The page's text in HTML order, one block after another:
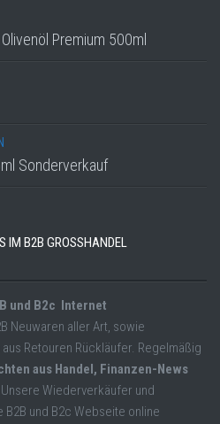
Premium 500ml
Sonderverkauf
IM B2B GROSSHANDEL
und B2c Internet
Neuwaren aller Art, sowie
Retouren Rückläufer. Regelmäßig
aus Handel, Finanzen-News
Wiederverkäufer und
und B2c Webseite online